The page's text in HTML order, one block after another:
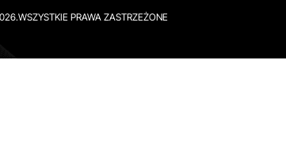
PRAWA ZASTRZEŻONE